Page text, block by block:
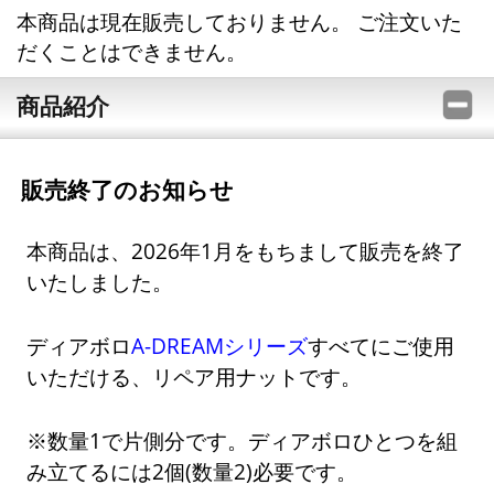
本商品は現在販売しておりません。 ご注文いた
だくことはできません。
商品紹介
販売終了のお知らせ
本商品は、2026年1月をもちまして販売を終了
いたしました。
ディアボロA-DREAMシリーズすべてにご使用
いただける、リペア用ナットです。
※数量1で片側分です。ディアボロひとつを組
み立てるには2個(数量2)必要です。